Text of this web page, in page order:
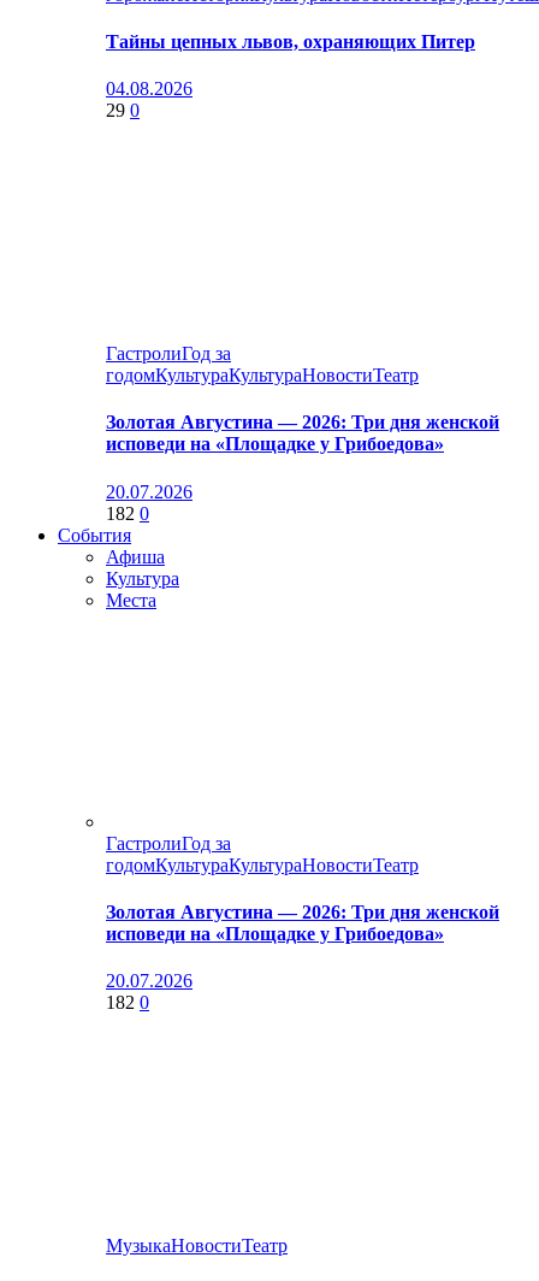
Тайны цепных львов, охраняющих Питер
04.08.2026
29 0
ГастролиГод за
годомКультураКультураНовостиТеатр
Золотая Августина — 2026: Три дня женской
исповеди на «Площадке у Грибоедова»
20.07.2026
182 0
События
Афиша
Культура
Места
ГастролиГод за
годомКультураКультураНовостиТеатр
Золотая Августина — 2026: Три дня женской
исповеди на «Площадке у Грибоедова»
20.07.2026
182 0
МузыкаНовостиТеатр